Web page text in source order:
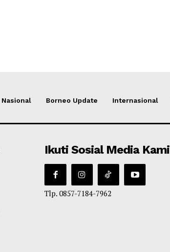
Nasional Borneo Update Internasional
Ikuti Sosial Media Kami
Tlp. 0857-7184-7962